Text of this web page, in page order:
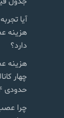
آیا
دارد؟
هزینه
چهار
حدودی ۱۴۰۴)
چرا